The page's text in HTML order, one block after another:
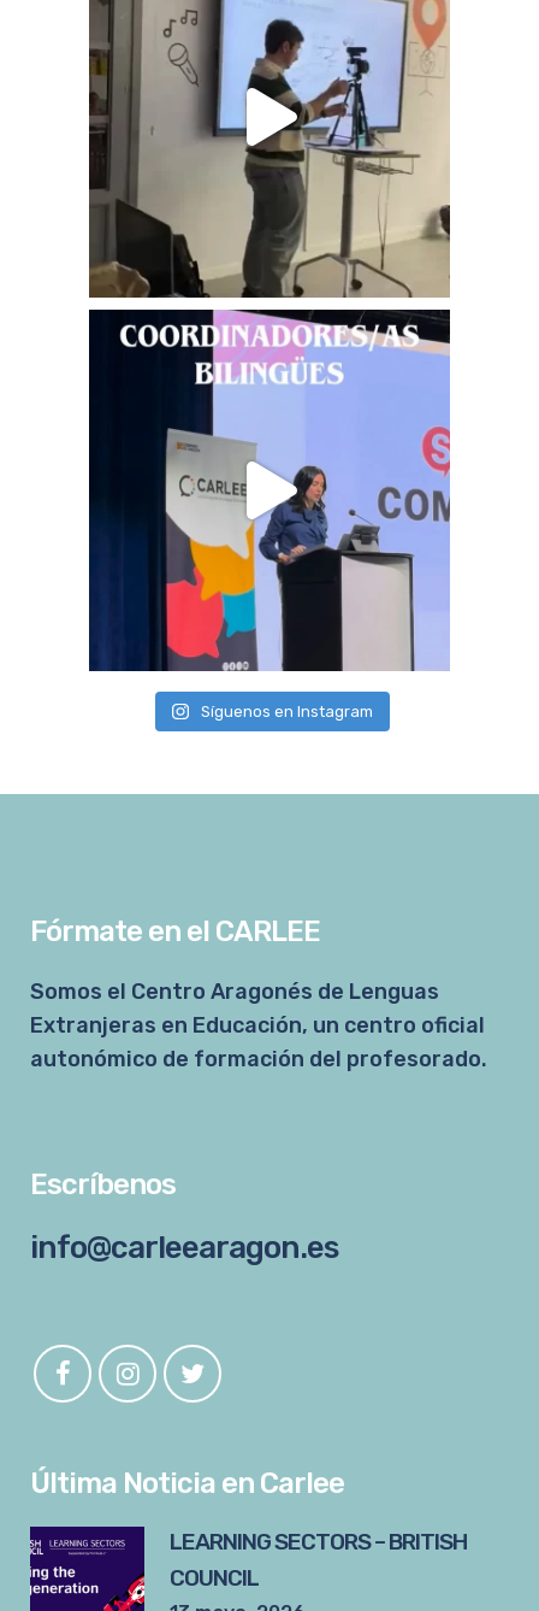
Síguenos en Instagram
Fórmate en el CARLEE
Somos el Centro Aragonés de Lenguas
Extranjeras en Educación, un centro oficial
autonómico de formación del profesorado.
Escríbenos
info@carleearagon.es
Última Noticia en Carlee
LEARNING SECTORS – BRITISH
COUNCIL